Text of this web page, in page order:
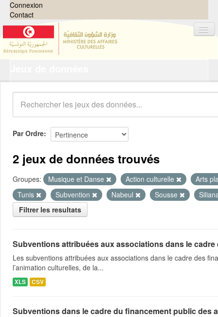
Connexion
Contact
Organisations
Groupes
Demandes 0
À propos
Par Ordre
2 jeux de données trouvés
Groupes: Musique et Danse Action culturelle
Arts
Tunis
Subvention Nabeul Sousse
Filtrer les resultats
Subventions attribuées aux associations dans le
Les subventions attribuées aux associations dans le cadre des
l’animation culturelles, de la...
XLS CSV
Subventions dans le cadre du financement public des